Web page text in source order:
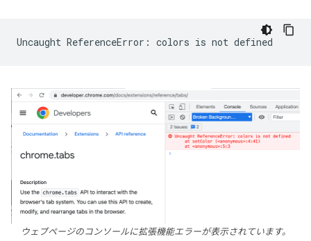
Uncaught ReferenceError: colors is not
ウェブページのコンソールに拡張機能エラーが表示されています。